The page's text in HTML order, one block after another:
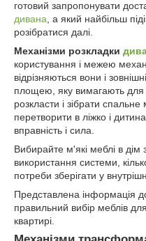
готовий запропонувати
дивана , а який найбільш
розібратися далі.
Механізми розкладки
користування і межею
відрізняються вони і
площею, яку вимагають
розкласти і зібрати
перетворити в ліжко і
вправність і сила.
Вибирайте м'які меблі в дім
використання системи,
потреби зберігати у
Представлена інформація
правильний вибір меблів
квартирі.